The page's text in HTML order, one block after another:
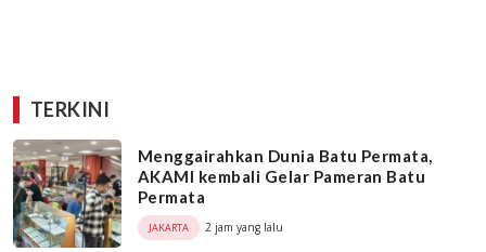
TERKINI
Menggairahkan Dunia Batu Permata,
AKAMI kembali Gelar Pameran Batu
Permata
JAKARTA 2 jam yang lalu